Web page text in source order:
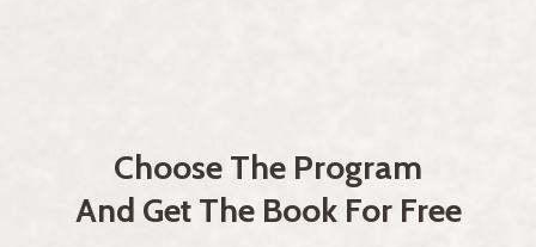
Choose The Program
And Get The Book For Free